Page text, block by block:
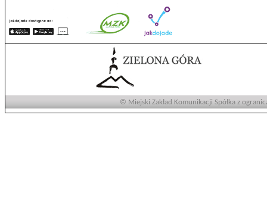
© Miejski Zakład Komunikacji Spółka z